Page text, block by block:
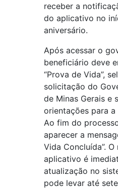
receber a
do aplicativo no
aniversário.
Após acessar o
beneficiário deve
“Prova de Vida”,
solicitação do
de Minas Gerais e
orientações para
Ao fim do
aparecer a
Vida Concluída”.
aplicativo é
atualização no
pode levar até